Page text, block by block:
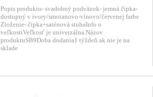
Popis produktu- svadobný podväzok- jemná čipka-
dostupný v ivory/smotanovo-vínovo/červenej farbe
Zloženie- čipka+saténová stuhaInfo o
veľkostiVeľkosť je univerzálna.Názov
produktuSB9Doba dodania1 týždeň ak nie je na
sklade